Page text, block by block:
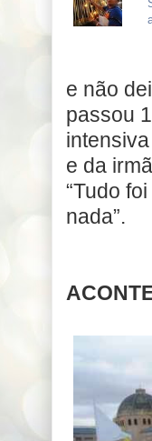
e não
passou
e da
“Tudo
nada”.